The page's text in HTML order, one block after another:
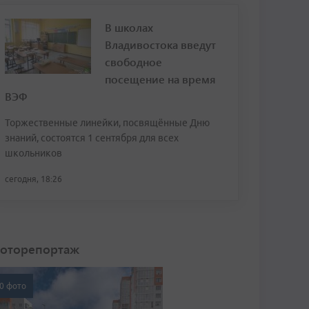
В школах
Владивостока введут
свободное
посещение на время
ВЭФ
Торжественные линейки, посвящённые Дню
знаний, состоятся 1 сентября для всех
школьников
сегодня, 18:26
фото